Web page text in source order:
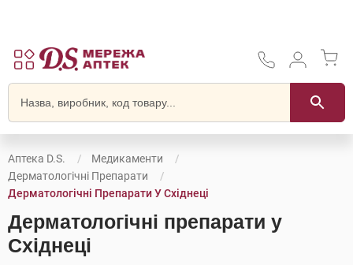
Аптека D.S.
Медикаменти
Дерматологічні Препарати
Дерматологічні Препарати У Східнеці
Дерматологічні препарати у
Східнеці